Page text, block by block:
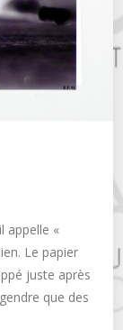
appelle «
Le papier
juste après
que des